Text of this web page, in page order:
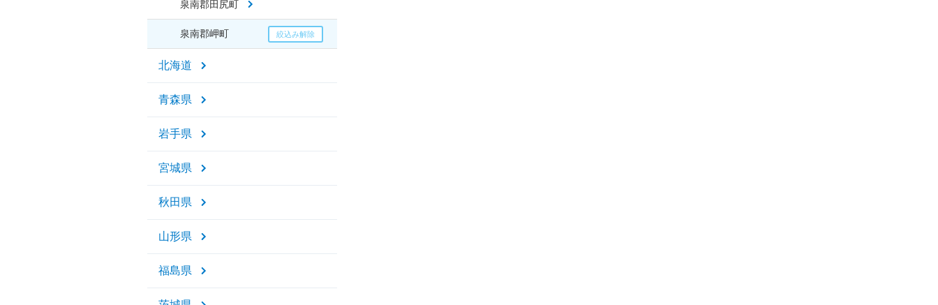
泉南郡田尻町
泉南郡岬町
北海道
青森県
岩手県
宮城県
秋田県
山形県
福島県